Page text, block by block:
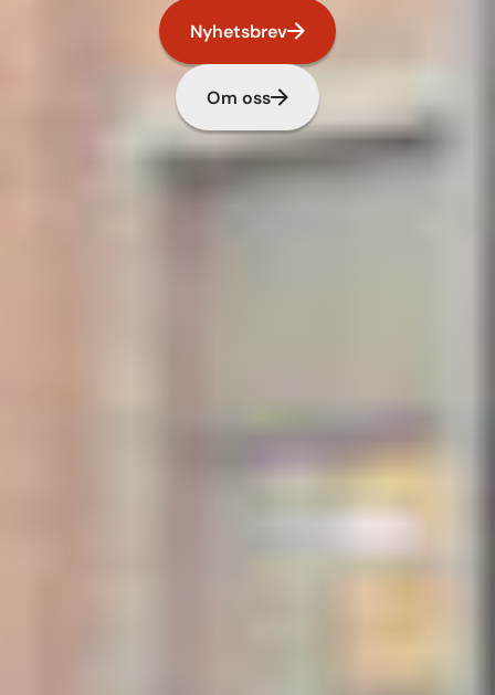
Nyhetsbrev
Om oss